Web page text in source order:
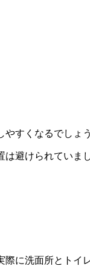
すくなるでしょう
は避けられてい
に洗面所とトイ